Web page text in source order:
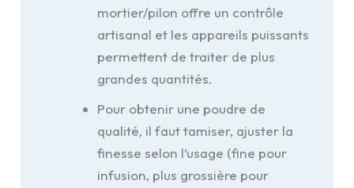
mortier/pilon offre un contrôle
artisanal et les appareils puissants
permettent de traiter de plus
grandes quantités.
Pour obtenir une poudre de
qualité, il faut tamiser, ajuster la
finesse selon l’usage (fine pour
infusion, plus grossière pour